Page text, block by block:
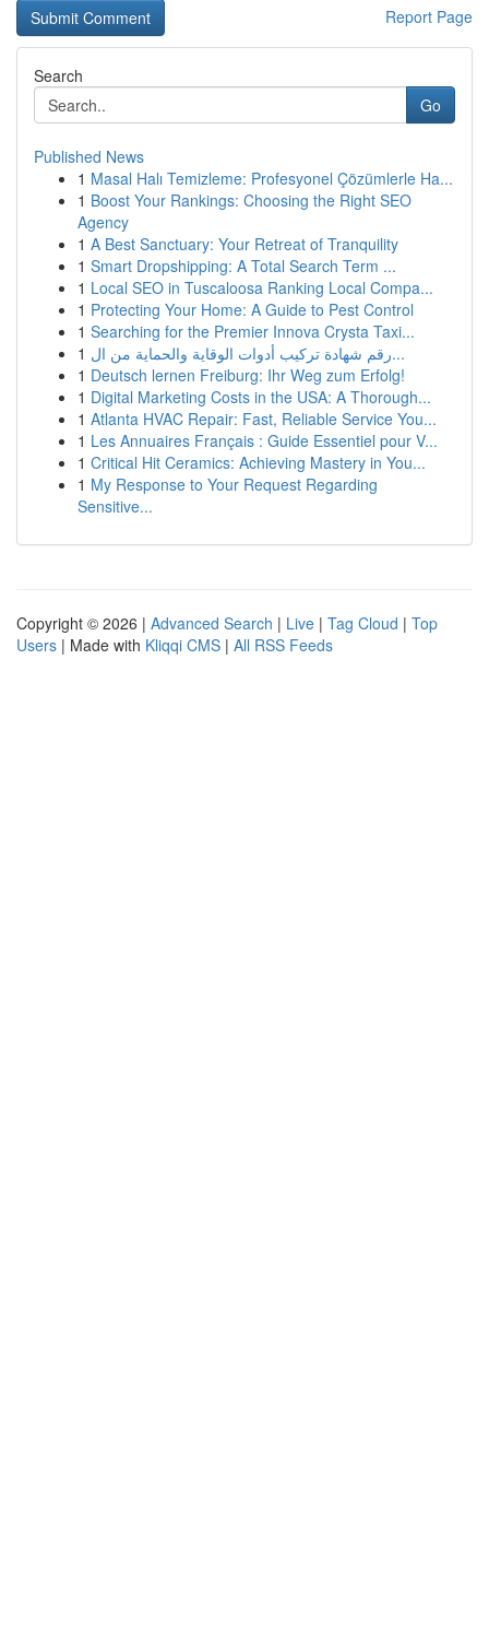
Report Page
Search
Go
Published News
1 Masal Halı Temizleme: Profesyonel Çözümlerle Ha...
1 Boost Your Rankings: Choosing the Right SEO
Agency
1 A Best Sanctuary: Your Retreat of Tranquility
1 Smart Dropshipping: A Total Search Term ...
1 Local SEO in Tuscaloosa Ranking Local Compa...
1 Protecting Your Home: A Guide to Pest Control
1 Searching for the Premier Innova Crysta Taxi...
1
رقم شهادة تركيب أدوات الوقاية والحماية من ال...
1 Deutsch lernen Freiburg: Ihr Weg zum Erfolg!
1 Digital Marketing Costs in the USA: A Thorough...
1 Atlanta HVAC Repair: Fast, Reliable Service You...
1 Les Annuaires Français : Guide Essentiel pour V...
1 Critical Hit Ceramics: Achieving Mastery in You...
1 My Response to Your Request Regarding
Sensitive...
Copyright © 2026 | Advanced Search | Live | Tag Cloud | Top
Users | Made with Kliqqi CMS | All RSS Feeds